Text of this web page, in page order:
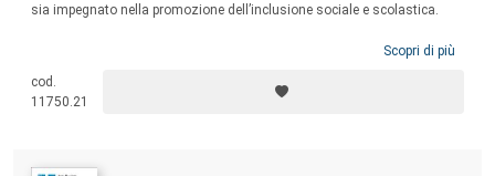
sia impegnato nella promozione dell’inclusione sociale e scolastica.
Scopri di più
cod.
11750.21